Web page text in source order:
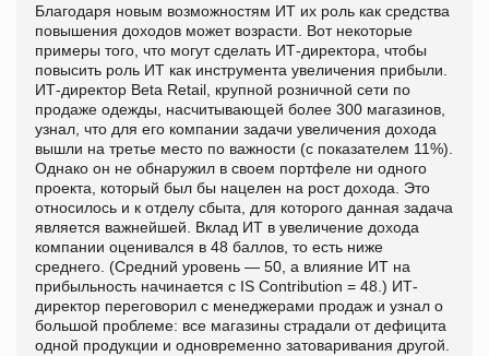
Благодаря новым возможностям ИТ их роль как средства
повышения доходов может возрасти. Вот некоторые
примеры того, что могут сделать ИТ-директора, чтобы
повысить роль ИТ как инструмента увеличения прибыли.
ИТ-директор Beta Retail, крупной розничной сети по
продаже одежды, насчитывающей более 300 магазинов,
узнал, что для его компании задачи увеличения дохода
вышли на третье место по важности (с показателем 11%).
Однако он не обнаружил в своем портфеле ни одного
проекта, который был бы нацелен на рост дохода. Это
относилось и к отделу сбыта, для которого данная задача
является важнейшей. Вклад ИТ в увеличение дохода
компании оценивался в 48 баллов, то есть ниже
среднего. (Средний уровень — 50, а влияние ИТ на
прибыльность начинается с IS Contribution = 48.) ИТ-
директор переговорил с менеджерами продаж и узнал о
большой проблеме: все магазины страдали от дефицита
одной продукции и одновременно затоваривания другой.